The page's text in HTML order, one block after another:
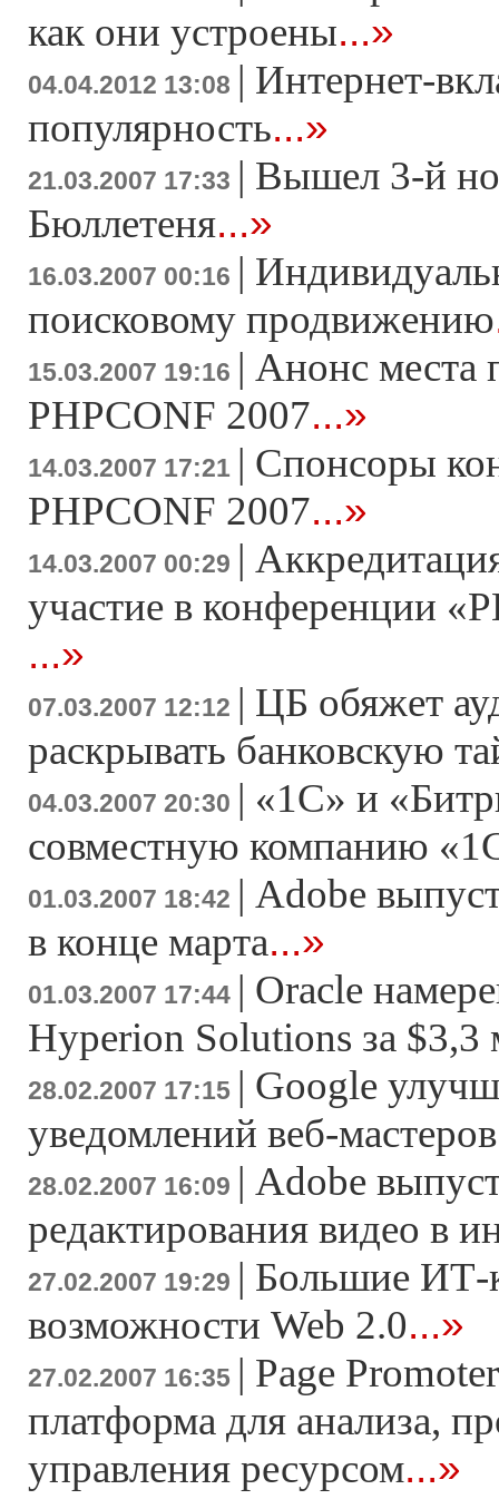
как они устроены...»
04.04.2012 13:08 | Интернет-
популярность...»
21.03.2007 17:33 | Вышел 3-й
Бюллетеня...»
16.03.2007 00:16 |
поисковому продвижению
15.03.2007 19:16 | Анонс места
PHPCONF 2007...»
14.03.2007 17:21 | Спонсоры
PHPCONF 2007...»
14.03.2007 00:29 |
участие в конференции
...»
07.03.2007 12:12 | ЦБ обяжет
раскрывать банковскую
04.03.2007 20:30 | «1С» и
совместную компанию
01.03.2007 18:42 | Adobe
в конце марта...»
01.03.2007 17:44 | Oracle
Hyperion Solutions за
28.02.2007 17:15 | Google
уведомлений веб-мастеров
28.02.2007 16:09 | Adobe
редактирования видео в
27.02.2007 19:29 | Большие ИТ-
возможности Web 2.0...»
27.02.2007 16:35 | Page
платформа для анализа,
управления ресурсом...»